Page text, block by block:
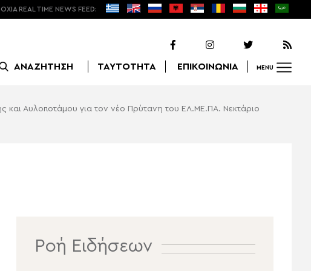
REAL TIME NEWS FEED:
ΑΝΑΖΗΤΗΣΗ ΤΑΥΤΟΤΗΤΑ ΕΠΙΚΟΙΝΩΝΙΑ MENU
Αναζήτηση
και Αυλοποτάμου για τον νέο Πρύτανη του ΕΛ.ΜΕ.ΠΑ. Νεκτάριο
Ροή Ειδήσεων